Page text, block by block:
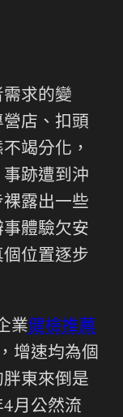
求的變
營店、扣頭
竭分化，
跡遭到沖
露出一些
體驗欠安
位置逐步
業健檢推薦
增速均為個
東來倒是
月公然流